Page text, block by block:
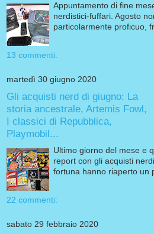
Appuntamento di fine
nerdistici-fuffari. Agosto
particolarmente proficuo,
13 commenti:
martedì 30 giugno 2020
Gli acquisti nerd di giugno: La
storia ancestrale, Artemis Fowl,
I classici di Repubblica,
Playmobil...
Ultimo giorno del mese e
report con gli acquisti
fortuna hanno riaperto un
22 commenti:
sabato 29 febbraio 2020